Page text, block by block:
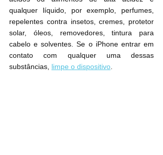
qualquer líquido, por exemplo, perfumes,
repelentes contra insetos, cremes, protetor
solar, óleos, removedores, tintura para
cabelo e solventes. Se o iPhone entrar em
contato com qualquer uma dessas
substâncias, limpe o dispositivo